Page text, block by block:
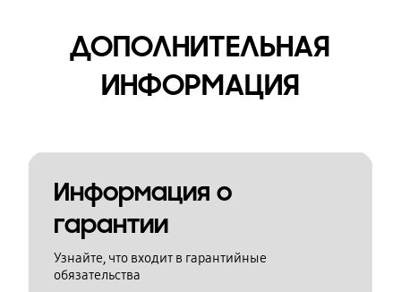
ДОПОЛНИТЕЛЬНАЯ
ИНФОРМАЦИЯ
Информация о
гарантии
Узнайте, что входит в гарантийные
обязательства